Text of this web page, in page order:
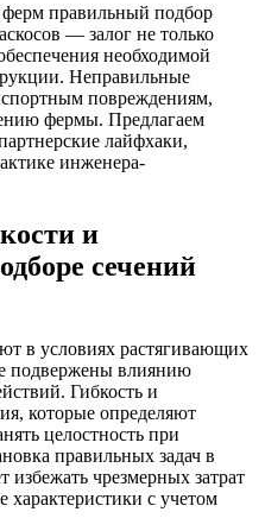
правильный подбор
— залог не только
необходимой
Неправильные
повреждениям,
фермы. Предлагаем
лайфхаки,
инженера-
и
сечений
в условиях растягивающих
подвержены влиянию
Гибкость и
которые определяют
целостность при
правильных задач в
избежать чрезмерных затрат
характеристики с учетом